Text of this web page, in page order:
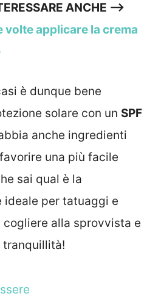
ANCHE —->
volte applicare la crema
è dunque bene
solare con un SPF
anche ingredienti
una più facile
sai qual è la
ideale per tatuaggi e
alla sprovvista e
tranquillità!